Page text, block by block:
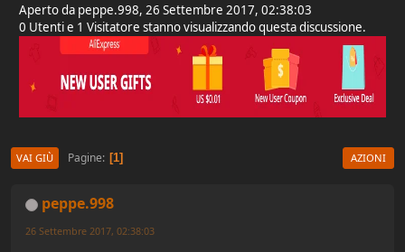
Aperto da peppe.998, 26 Settembre 2017, 02:38:03
0 Utenti e 1 Visitatore stanno visualizzando questa discussione.
VAI GIÙ Pagine 1 AZIONI
peppe.998
26 Settembre 2017, 02:38:03